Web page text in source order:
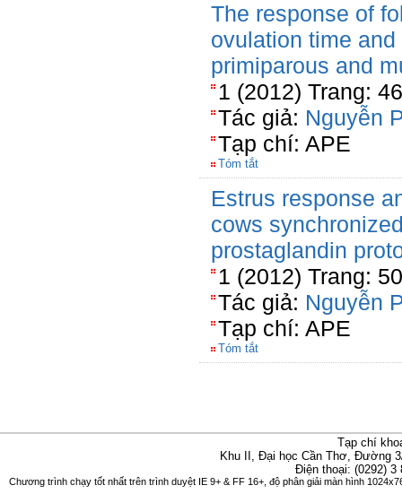
The response of
ovulation time
primiparous and
1 (2012) Trang:
Tác giả: Nguyễn
Tạp chí: APE
Tóm tắt
Estrus response
cows
prostaglandin
1 (2012) Trang:
Tác giả: Nguyễn
Tạp chí: APE
Tóm tắt
Tạp chí
Khu II, Đại học Cần Thơ, Đường
Điện thoại: (0292)
Chương trình chạy tốt nhất trên trình duyệt IE 9+ & FF 16+, độ phân giải màn hình